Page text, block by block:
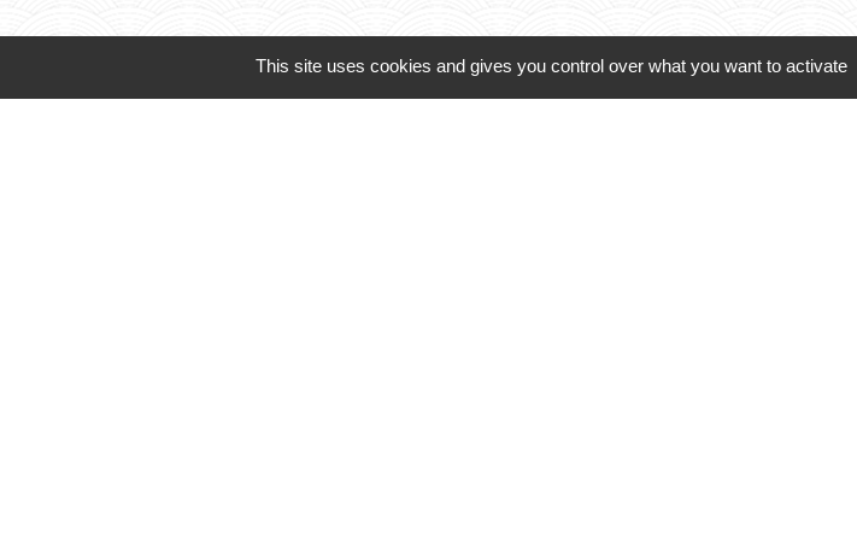
Contacts
This site uses cookies and gives you control over what you want to activate